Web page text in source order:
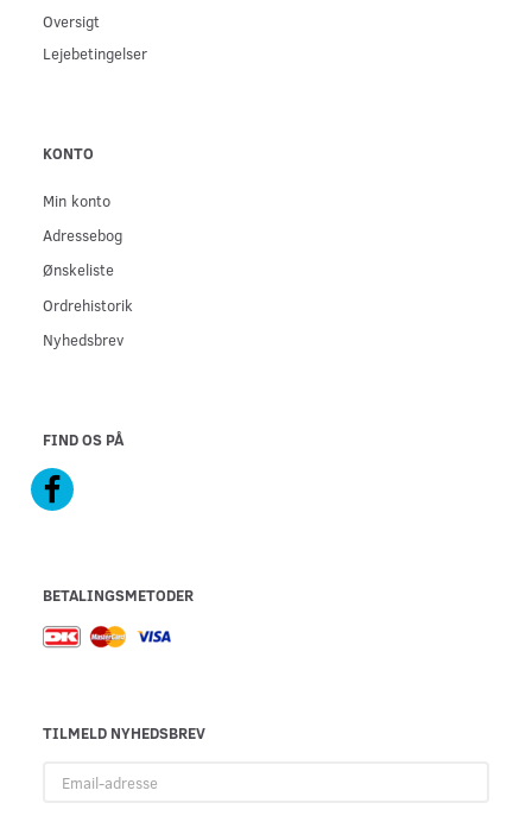
Oversigt
Lejebetingelser
KONTO
Min konto
Adressebog
Ønskeliste
Ordrehistorik
Nyhedsbrev
FIND OS PÅ
BETALINGSMETODER
TILMELD NYHEDSBREV
adresse